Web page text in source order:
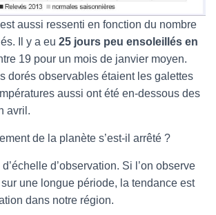
aussi ressenti en fonction du nombre
Il y a eu 25 jours peu ensoleillés en
19 pour un mois de janvier moyen.
dorés observables étaient les galettes
aussi ont été en-dessous des
avril.
de la planète s’est-il arrêté ?
d’observation. Si l’on observe
sur une longue période, la tendance est
dans notre région.